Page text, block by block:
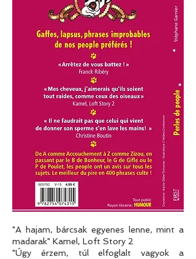
"A hajam, bárcsak egyenes lenne, mint a
madarak" Kamel, Loft Story 2
"Úgy érzem, túl elfoglalt vagyok a